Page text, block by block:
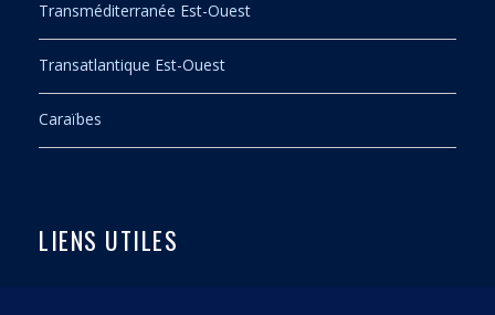
Transméditerranée Est-Ouest
Transatlantique Est-Ouest
Caraïbes
LIENS UTILES